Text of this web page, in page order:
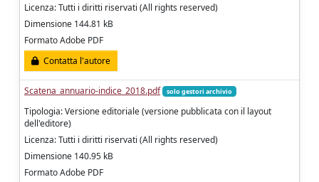
Licenza: Tutti i diritti riservati (All rights reserved)
Dimensione 144.81 kB
Formato Adobe PDF
Contatta l'autore
Scatena_annuario-indice_2018.pdf solo gestori archivio
Tipologia: Versione editoriale (versione pubblicata con il layout
dell'editore)
Licenza: Tutti i diritti riservati (All rights reserved)
Dimensione 140.95 kB
Formato Adobe PDF